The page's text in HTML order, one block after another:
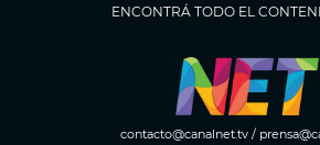
ENCONTRÁ TODO EL
contacto@canalnet.tv/